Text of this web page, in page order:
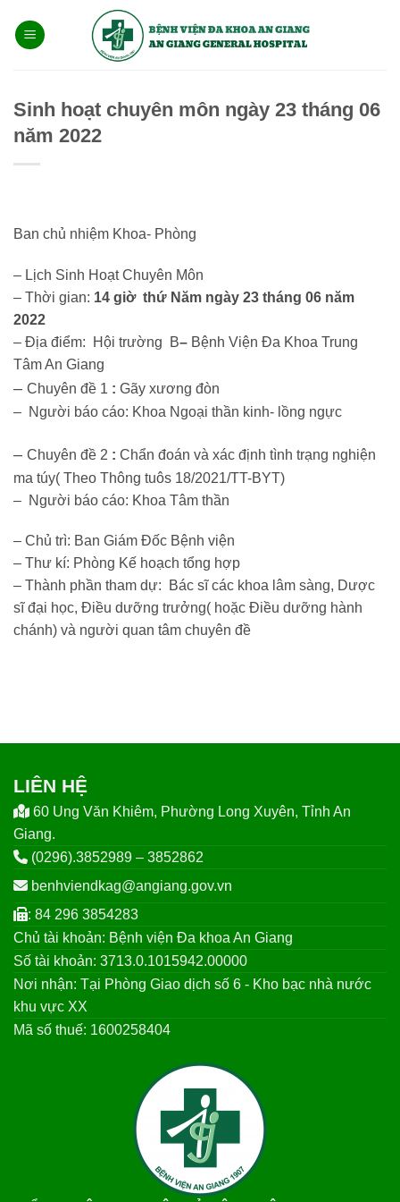
qua
Sinh hoạt chuyên môn ngày 23 tháng 06
năm 2022
Ban chủ nhiệm Khoa- Phòng
– Lịch Sinh Hoạt Chuyên Môn
– Thời gian: 14 giờ thứ Năm ngày 23 tháng 06 năm
2022
– Địa điểm: Hội trường B– Bệnh Viện Đa Khoa Trung
Tâm An Giang
– Chuyên đề 1 : Gãy xương đòn
– Người báo cáo: Khoa Ngoại thần kinh- lồng ngực
– Chuyên đề 2 : Chẩn đoán và xác định tình trạng nghiện
ma túy( Theo Thông tuôs 18/2021/TT-BYT)
– Người báo cáo: Khoa Tâm thần
– Chủ trì: Ban Giám Đốc Bệnh viện
– Thư kí: Phòng Kế hoạch tổng hợp
– Thành phần tham dự: Bác sĩ các khoa lâm sàng, Dược
sĩ đại học, Điều dưỡng trưởng( hoặc Điều dưỡng hành
chánh) và người quan tâm chuyên đề
LIÊN HỆ
60 Ung Văn Khiêm, Phường Long Xuyên, Tỉnh An
Giang.
(0296).3852989 – 3852862
benhviendkag@angiang.gov.vn
: 84 296 3854283
Chủ tài khoản: Bệnh viện Đa khoa An Giang
Số tài khoản: 3713.0.1015942.00000
Nơi nhận: Tại Phòng Giao dịch số 6 - Kho bạc nhà nước
khu vực XX
Mã số thuế: 1600258404